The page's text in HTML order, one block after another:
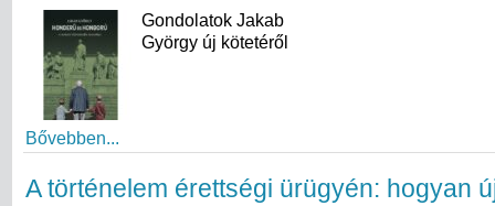
Gondolatok Jakab
György új kötetéről
Bővebben...
A történelem érettségi ürügyén: hogyan